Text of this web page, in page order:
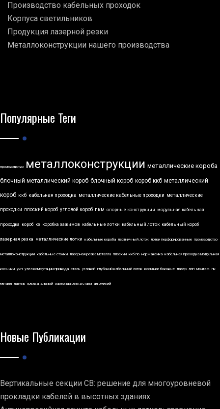
Производство кабельных проходок
Корпуса светильников
Продукция лазерной резки
Металлоконструкции нашего производства
Популярные Теги
производство металлоконструкции металлические короба
блочный металлический короб блочный короб короб ккб металлический
короб ккб кабельная проходка металлические кабельные проходки металлические
проходки плоский короб угловой короб пкм опорные конструкции модульная кабельная
проходка короб кз коробка зажимов кабельные лотки кабельный лоток кабельный короб
лазерная резка металлические лотки кабельные короба лестничный лоток лотки перфорированные производство
металлоконструкций кабельные стойки лазерная резка металла плоский ккб по нержавейка кабельная проходка модульная
косынки укп узел коммутации привода сталь угловой глубокий кабельный лоток косынки боковые лазер лэп монтаж пк
металл латунь трехканальный лазерная резка стали алюминий
Новые Публикации
Вертикальные секции СВ: решение для многоуровневой
прокладки кабелей в высотных зданиях